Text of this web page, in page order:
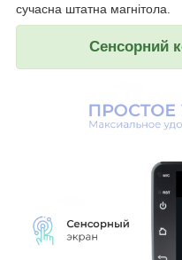
сучасна штатна магнітола.
Сенсорний